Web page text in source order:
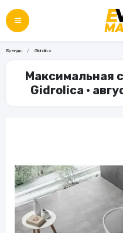
Бренды Gidrolica
Максимальная
Gidrolica •